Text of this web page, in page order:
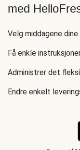
med
Velg middagene
Få enkle
Administrer det
Endre enkelt